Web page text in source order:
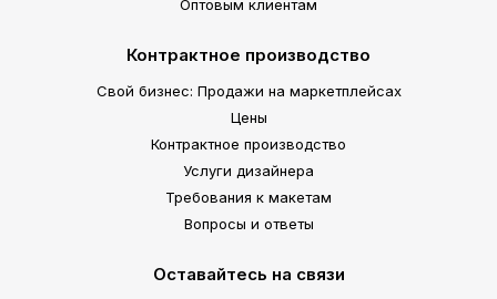
Оптовым клиентам
Контрактное производство
Свой бизнес: Продажи на маркетплейсах
Цены
Контрактное производство
Услуги дизайнера
Требования к макетам
Вопросы и ответы
Оставайтесь на связи